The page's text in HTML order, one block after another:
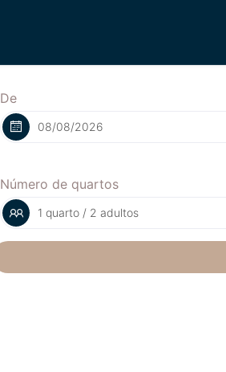
De
Número de quartos
1 quarto / 2 adultos